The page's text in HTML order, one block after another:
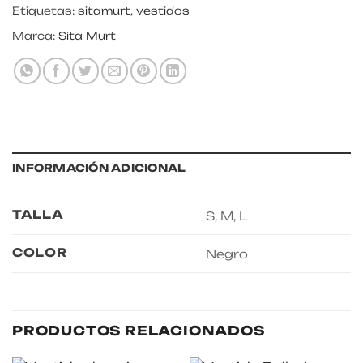
Etiquetas: sitamurt, vestidos
Marca: Sita Murt
INFORMACIÓN ADICIONAL
TALLA S, M, L
COLOR Negro
PRODUCTOS RELACIONADOS